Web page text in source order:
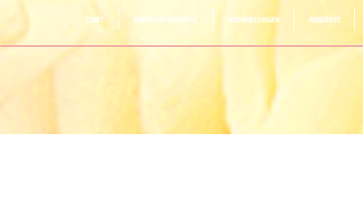
START PREMIUM AESTHETIC BEHANDLUNGEN ANGEBOTE